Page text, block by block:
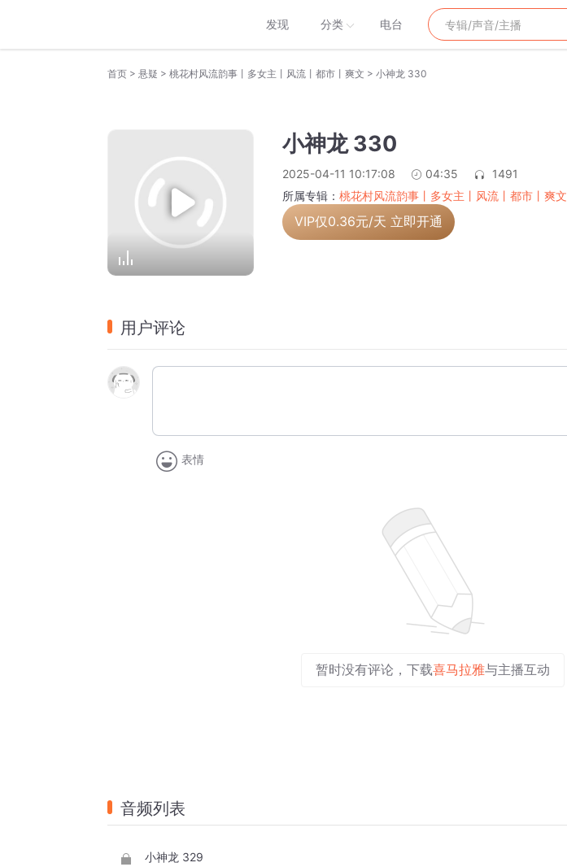
发现 分类 电台
首页 > 悬疑 > 桃花村风流韵事丨多女主丨风流丨都市丨爽文 > 小神龙 330
小神龙 330
2025-04-11 10:17:08 04:35
1491
所属专辑： 桃花村风流韵事丨多女主丨风流丨都市丨爽文
VIP仅0.36元/天 立即开通
用户评论
表情
暂时没有评论，下载喜马拉雅与主播互动
音频列表
小神龙 329